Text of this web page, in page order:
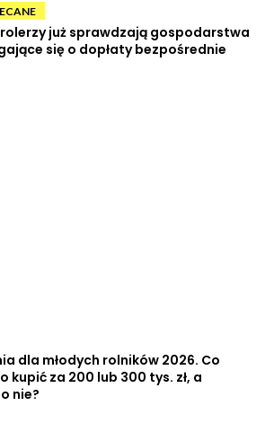
już sprawdzają gospodarstwa
się o dopłaty bezpośrednie
dla młodych rolników 2026. Co
kupić za 200 lub 300 tys. zł, a
nie?